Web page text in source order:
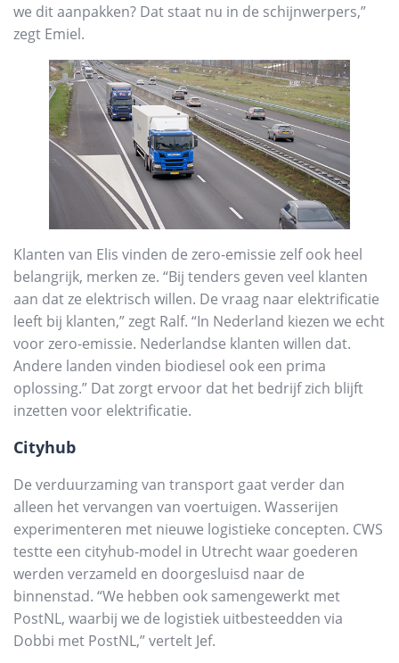
we dit aanpakken? Dat staat nu in de schijnwerpers,”
zegt Emiel.
Klanten van Elis vinden de zero-emissie zelf ook heel
belangrijk, merken ze. “Bij tenders geven veel klanten
aan dat ze elektrisch willen. De vraag naar elektrificatie
leeft bij klanten,” zegt Ralf. “In Nederland kiezen we echt
voor zero-emissie. Nederlandse klanten willen dat.
Andere landen vinden biodiesel ook een prima
oplossing.” Dat zorgt ervoor dat het bedrijf zich blijft
inzetten voor elektrificatie.
Cityhub
De verduurzaming van transport gaat verder dan
alleen het vervangen van voertuigen. Wasserijen
experimenteren met nieuwe logistieke concepten. CWS
testte een cityhub-model in Utrecht waar goederen
werden verzameld en doorgesluisd naar de
binnenstad. “We hebben ook samengewerkt met
PostNL, waarbij we de logistiek uitbesteedden via
Dobbi met PostNL,” vertelt Jef.